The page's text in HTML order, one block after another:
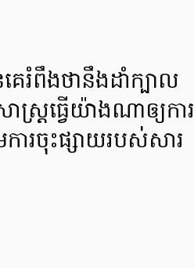
គេរំពឹងថានឹងដាំក្បាល
ត្រធ្វើយ៉ាងណាឲ្យការ
ារចុះផ្សាយរបស់សារ